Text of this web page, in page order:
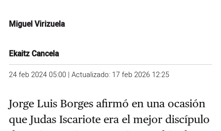
Miguel Virizuela
Ekaitz Cancela
24 feb 2024 05:00 | Actualizado: 17 feb 2026 12:25
Jorge Luis Borges afirmó en una ocasión
que Judas Iscariote era el mejor discípulo